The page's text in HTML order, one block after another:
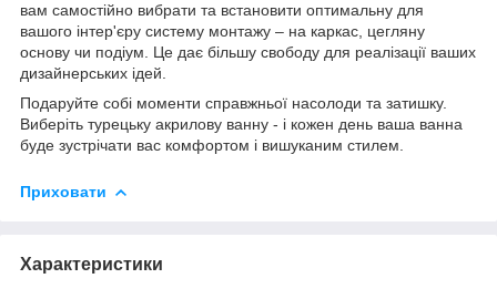
вам самостійно вибрати та встановити оптимальну для
вашого інтер'єру систему монтажу – на каркас, цегляну
основу чи подіум. Це дає більшу свободу для реалізації ваших
дизайнерських ідей.
Подаруйте собі моменти справжньої насолоди та затишку.
Виберіть турецьку акрилову ванну - і кожен день ваша ванна
буде зустрічати вас комфортом і вишуканим стилем.
Приховати
Характеристики